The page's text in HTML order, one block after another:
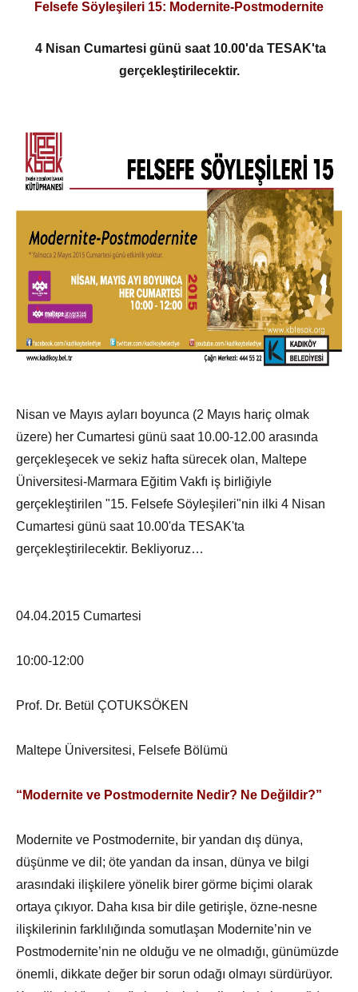
Felsefe Söyleşileri 15: Modernite-Postmodernite
4 Nisan Cumartesi günü saat 10.00'da TESAK'ta
gerçekleştirilecektir.
Nisan ve Mayıs ayları boyunca (2 Mayıs hariç olmak
üzere) her Cumartesi günü saat 10.00-12.00 arasında
gerçekleşecek ve sekiz hafta sürecek olan, Maltepe
Üniversitesi-Marmara Eğitim Vakfı iş birliğiyle
gerçekleştirilen "15. Felsefe Söyleşileri"nin ilki 4 Nisan
Cumartesi günü saat 10.00'da TESAK'ta
gerçekleştirilecektir. Bekliyoruz…
04.04.2015 Cumartesi
10:00-12:00
Prof. Dr. Betül ÇOTUKSÖKEN
Maltepe Üniversitesi, Felsefe Bölümü
“Modernite ve Postmodernite Nedir? Ne Değildir?”
Modernite ve Postmodernite, bir yandan dış dünya,
düşünme ve dil; öte yandan da insan, dünya ve bilgi
arasındaki ilişkilere yönelik birer görme biçimi olarak
ortaya çıkıyor. Daha kısa bir dile getirişle, özne-nesne
ilişkilerinin farklılığında somutlaşan Modernite’nin ve
Postmodernite’nin ne olduğu ve ne olmadığı, günümüzde
önemli, dikkate değer bir sorun odağı olmayı sürdürüyor.